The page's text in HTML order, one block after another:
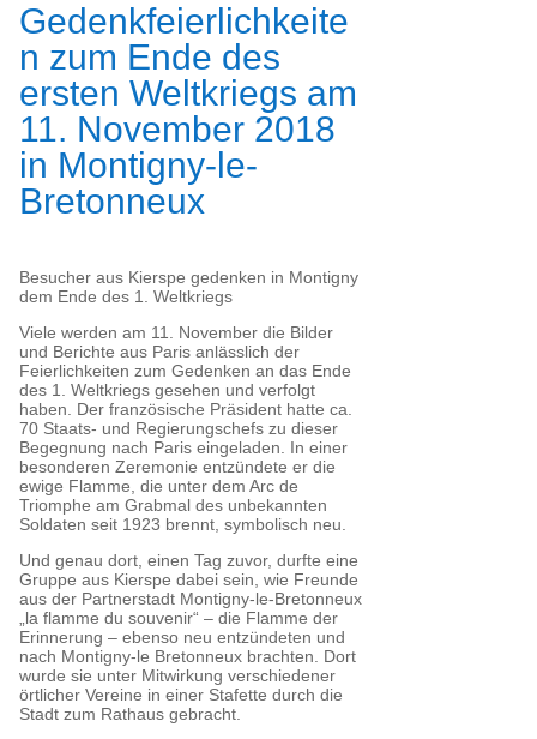
Gedenkfeierlichkeite
n zum Ende des
ersten Weltkriegs am
11. November 2018
in Montigny-le-
Bretonneux
Besucher aus Kierspe gedenken in Montigny
dem Ende des 1. Weltkriegs
Viele werden am 11. November die Bilder
und Berichte aus Paris anlässlich der
Feierlichkeiten zum Gedenken an das Ende
des 1. Weltkriegs gesehen und verfolgt
haben. Der französische Präsident hatte ca.
70 Staats- und Regierungschefs zu dieser
Begegnung nach Paris eingeladen. In einer
besonderen Zeremonie entzündete er die
ewige Flamme, die unter dem Arc de
Triomphe am Grabmal des unbekannten
Soldaten seit 1923 brennt, symbolisch neu.
Und genau dort, einen Tag zuvor, durfte eine
Gruppe aus Kierspe dabei sein, wie Freunde
aus der Partnerstadt Montigny-le-Bretonneux
„la flamme du souvenir“ – die Flamme der
Erinnerung – ebenso neu entzündeten und
nach Montigny-le Bretonneux brachten. Dort
wurde sie unter Mitwirkung verschiedener
örtlicher Vereine in einer Stafette durch die
Stadt zum Rathaus gebracht.